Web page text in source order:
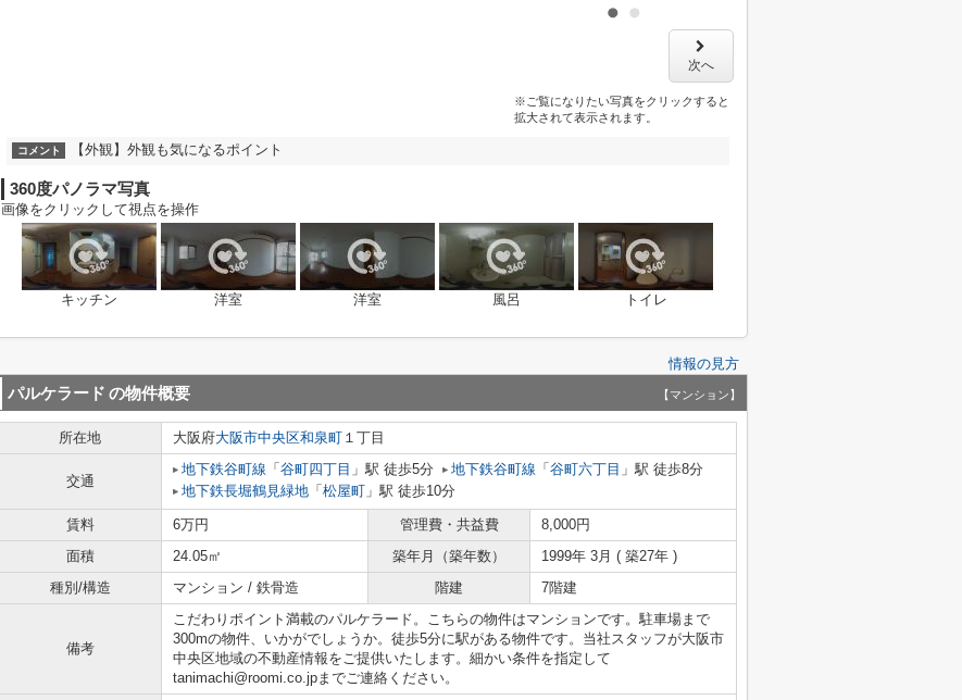
次へ
※ご覧になりたい写真をクリックすると
拡大されて表示されます。
コメント 【外観】外観も気になるポイント
360度パノラマ写真
画像をクリックして視点を操作
キッチン 洋室 洋室 風呂 トイレ
情報の見方
パルケラード の物件概要 【マンション】
所在地 大阪府大阪市中央区和泉町 １丁目
交通
地下鉄谷町線 「 谷町四丁目 」駅 徒歩5分 地下鉄谷町線 「 谷町六丁目 」駅 徒歩8分
地下鉄長堀鶴見緑地 「 松屋町 」駅 徒歩10分
賃料 6万円 管理費・共益費
8,000円
面積
24.05㎡ 築年月（築年数）
1999年 3月 ( 築27年 )
種別/構造
マンション / 鉄骨造 階建 7階建
備考
こだわりポイント満載のパルケラード。こちらの物件はマンションです。駐車場まで
300mの物件、いかがでしょうか。徒歩5分に駅がある物件です。当社スタッフが大阪市
中央区地域の不動産情報をご提供いたします。細かい条件を指定して
tanimachi@roomi.co.jpまでご連絡ください。